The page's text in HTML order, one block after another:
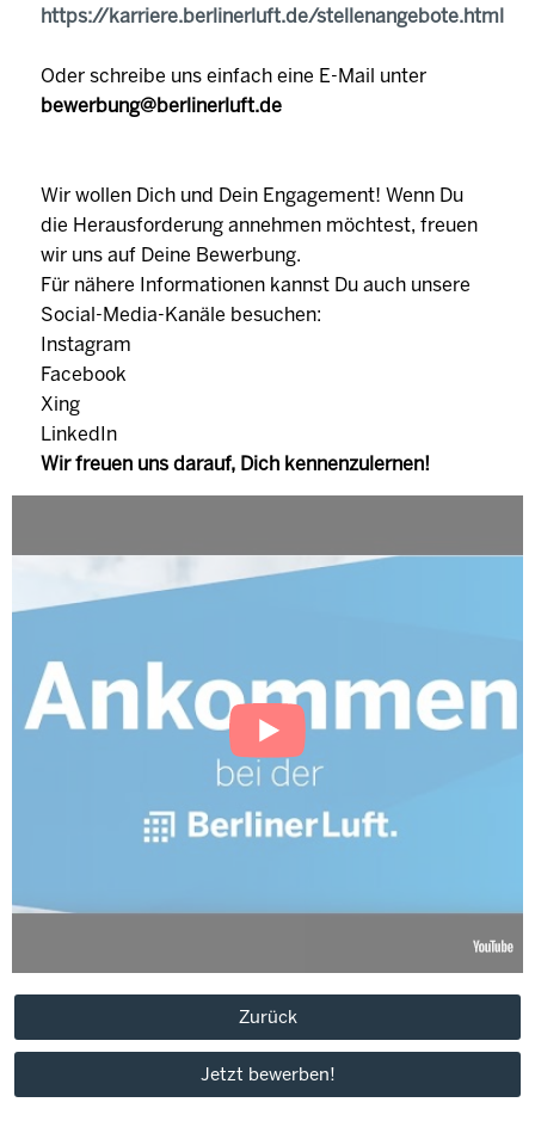
https://karriere.berlinerluft.de/stellenangebote.html
Oder schreibe uns einfach eine E-Mail unter
bewerbung@berlinerluft.de
Wir wollen Dich und Dein Engagement! Wenn Du
die Herausforderung annehmen möchtest, freuen
wir uns auf Deine Bewerbung.
Für nähere Informationen kannst Du auch unsere
Social-Media-Kanäle besuchen:
Instagram
Facebook
Xing
LinkedIn
Wir freuen uns darauf, Dich kennenzulernen!
Zurück
Jetzt bewerben!